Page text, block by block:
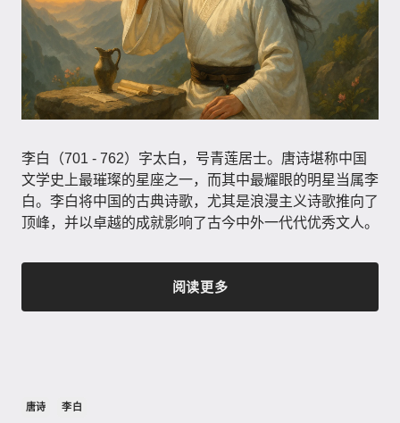
李白（701 - 762）字太白，号青莲居士。唐诗堪称中国
文学史上最璀璨的星座之一，而其中最耀眼的明星当属李
白。李白将中国的古典诗歌，尤其是浪漫主义诗歌推向了
顶峰，并以卓越的成就影响了古今中外一代代优秀文人。
阅读更多
唐诗 李白